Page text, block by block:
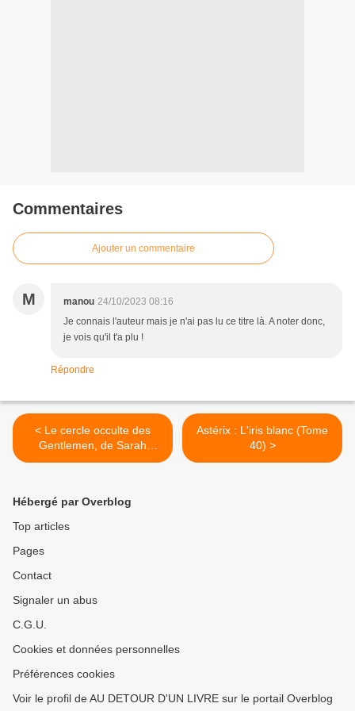
Commentaires
Ajouter un commentaire
M manou 24/10/2023 08:16
Je connais l'auteur mais je n'ai pas lu ce titre là. A noter donc,
je vois qu'il t'a plu !
Répondre
< Le cercle occulte des
Gentlemen, de Sarah
Penner
Astérix : L'iris blanc (Tome
40) >
Hébergé par Overblog
Top articles
Pages
Contact
Signaler un abus
C.G.U.
Cookies et données personnelles
Préférences cookies
Voir le profil de AU DETOUR D'UN LIVRE sur le portail Overblog